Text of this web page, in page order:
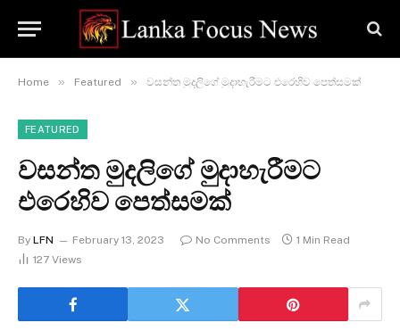
Home » Featured » වසන්ත මුදලිගේ මුදාහැරීමට එරෙහිව පෙත්සමක්
FEATURED
වසන්ත මුදලිගේ මුදාහැරීමට
එරෙහිව පෙත්සමක්
By LFN February 13, 2023 No Comments
1 Min Read
127 Views